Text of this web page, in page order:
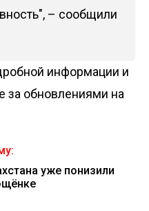
– сообщили
информации и
за обновлениями на
уже понизили